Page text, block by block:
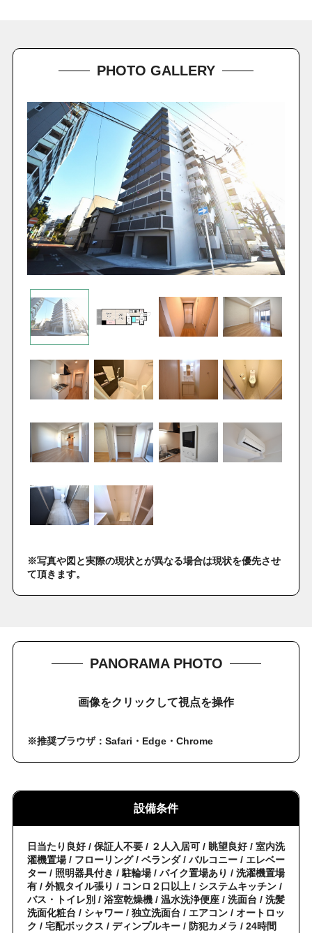
PHOTO GALLERY
※写真や図と実際の現状とが異なる場合は現状を優先させ
て頂きます。
PANORAMA PHOTO
画像をクリックして視点を操作
※推奨ブラウザ：Safari・Edge・Chrome
設備条件
日当たり良好 / 保証人不要 / ２人入居可 / 眺望良好 / 室内洗
濯機置場 / フローリング / ベランダ / バルコニー / エレベー
ター / 照明器具付き / 駐輪場 / バイク置場あり / 洗濯機置場
有 / 外観タイル張り / コンロ２口以上 / システムキッチン /
バス・トイレ別 / 浴室乾燥機 / 温水洗浄便座 / 洗面台 / 洗髪
洗面化粧台 / シャワー / 独立洗面台 / エアコン / オートロッ
ク / 宅配ボックス / ディンプルキー / 防犯カメラ / 24時間